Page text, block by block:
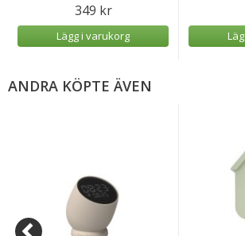
349 kr
Lägg i varukorg
ANDRA KÖPTE ÄVEN